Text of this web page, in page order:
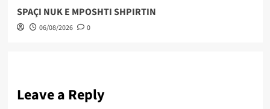
SPAÇI NUK E MPOSHTI SHPIRTIN
06/08/2026 0
Leave a Reply